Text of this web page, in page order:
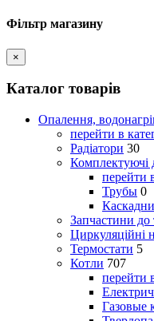
Фільтр магазину
×
Каталог товарів
Опалення,
перейти в
Радіатори 30
Комплектуючі
перейти
Трубы 0
Запчастини до
Циркуляційні
Термостати 5
Котли 707
перейти
Газовые